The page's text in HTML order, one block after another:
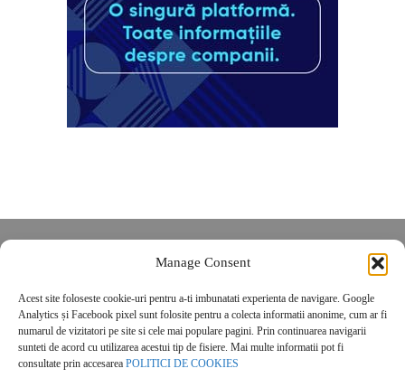
Manage Consent
Acest site foloseste cookie-uri pentru a-ti imbunatati experienta de navigare. Google
Analytics și Facebook pixel sunt folosite pentru a colecta informatii anonime, cum ar fi
numarul de vizitatori pe site si cele mai populare pagini. Prin continuarea navigarii
sunteti de acord cu utilizarea acestui tip de fisiere. Mai multe informatii pot fi
consultate prin accesarea POLITICI DE COOKIES
POLITICĂ DE CONFIDENȚIALITATE
Politica de cookies